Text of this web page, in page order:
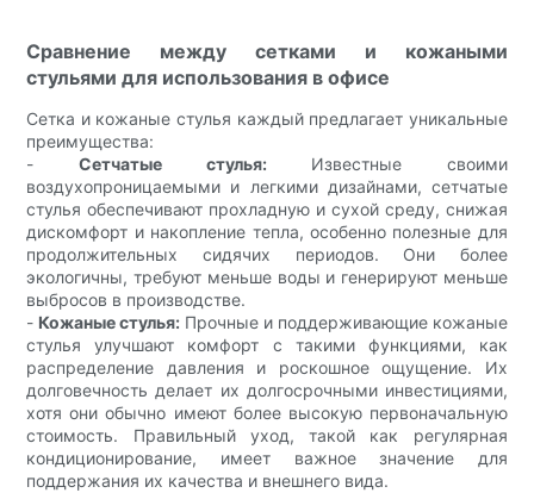
Сравнение между сетками и кожаными
стульями для использования в офисе
Сетка и кожаные стулья каждый предлагает уникальные
преимущества:
-Сетчатые стулья: Известные своими
воздухопроницаемыми и легкими дизайнами, сетчатые
стулья обеспечивают прохладную и сухой среду, снижая
дискомфорт и накопление тепла, особенно полезные для
продолжительных сидячих периодов. Они более
экологичны, требуют меньше воды и генерируют меньше
выбросов в производстве.
- Кожаные стулья: Прочные и поддерживающие кожаные
стулья улучшают комфорт с такими функциями, как
распределение давления и роскошное ощущение. Их
долговечность делает их долгосрочными инвестициями,
хотя они обычно имеют более высокую первоначальную
стоимость. Правильный уход, такой как регулярная
кондиционирование, имеет важное значение для
поддержания их качества и внешнего вида.